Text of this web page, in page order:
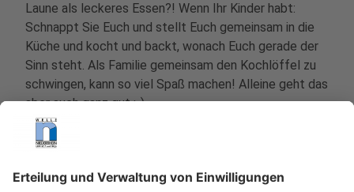
Laune als leckeres Essen?! Wenn Ihr Kinder habt:
Schnappt Sie Euch und stellt Euch gemeinsam in die
Küche und kocht und backt, wonach Euch gerade der
Sinn steht. Als Familie gemeinsam den Kochlöffel zu
schwingen, kann so viel Spaß machen! Alleine geht das
aber auch ganz gut :-)
mal in unseren Kochbüchern gekramt und Euch die